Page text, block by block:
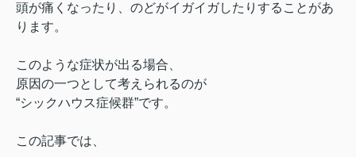
頭が痛くなったり、のどがイガイガしたりすることがあ
ります。
このような症状が出る場合、
原因の一つとして考えられるのが
“シックハウス症候群”です。
この記事では、